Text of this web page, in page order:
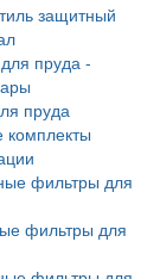
защитный
пруда -
пруда
комплекты
фильтры для
фильтры для